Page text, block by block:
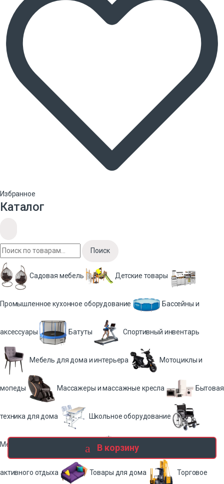
В корзину
Избранное
Каталог
Поиск
Садовая мебель Детские товары
Промышленное кухонное оборудование Бассейны и
аксессуары Батуты Спортивный инвентарь
Мебель для дома и интерьера Мотоциклы и
мопеды Массажеры и массажные кресла Бытовая
техника для дома Школьное оборудование
Медицинское оборудование Товары для туризма и
активного отдыха Товары для дома Торговое